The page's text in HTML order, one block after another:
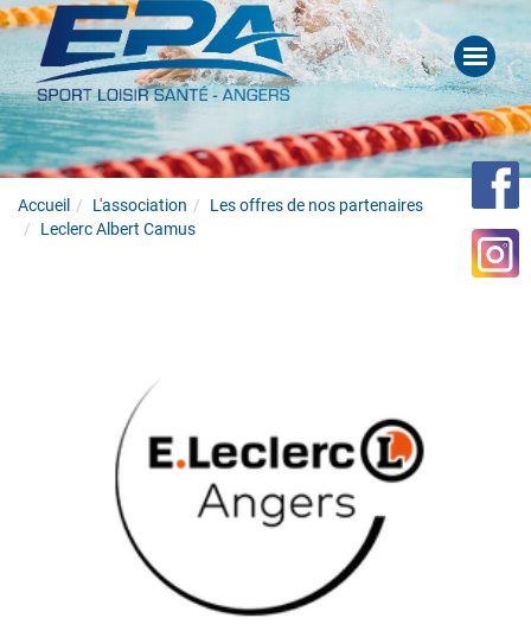
Accueil L'association
Les offres de nos partenaires
Leclerc Albert Camus